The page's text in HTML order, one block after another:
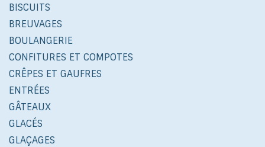
BISCUITS
BREUVAGES
BOULANGERIE
CONFITURES ET COMPOTES
CRÊPES ET GAUFRES
ENTRÉES
GÂTEAUX
GLACÉS
GLAÇAGES